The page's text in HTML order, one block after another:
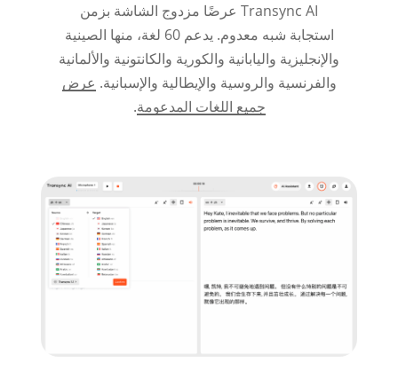
Transync AI عرضًا مزدوج الشاشة بزمن
استجابة شبه معدوم. يدعم 60 لغة، منها الصينية
والإنجليزية واليابانية والكورية والكانتونية والألمانية
والفرنسية والروسية والإيطالية والإسبانية. عرض
جميع اللغات المدعومة.